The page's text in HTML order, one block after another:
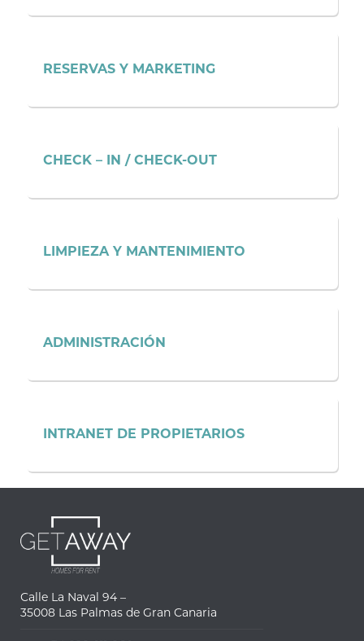
RESERVAS Y MARKETING
CHECK – IN / CHECK-OUT
LIMPIEZA Y MANTENIMIENTO
ADMINISTRACIÓN
INTRANET DE PROPIETARIOS
Calle La Naval 94 –
35008 Las Palmas de Gran Canaria